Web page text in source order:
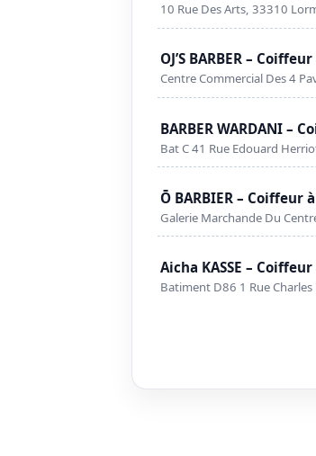
10 Rue Des Arts, 33310
OJ’S BARBER –
Centre Commercial Des 4
BARBER WARDANI –
Bat C 41 Rue Edouard
Ō BARBIER – Coiffeur
Galerie Marchande Du
Aicha KASSE –
Batiment D86 1 Rue